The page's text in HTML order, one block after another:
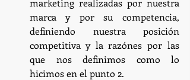
marca y por su competencia,
definiendo nuestra posición
competitiva y la razónes por las
que nos definimos como lo
hicimos en el punto 2.